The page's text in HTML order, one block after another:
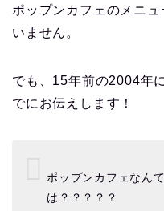
ポップンカフェのメニ
いません。
でも、15年前の2004年
でにお伝えします！
ポップンカフェなん
は？？？？？